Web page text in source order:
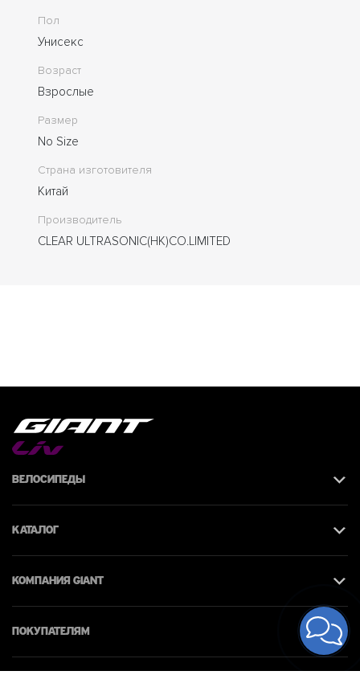
Пол
Унисекс
Возраст
Взрослые
Размер
No Size
Страна изготовителя
Китай
Производитель
CLEAR ULTRASONIC(HK)CO.LIMITED
Велосипеды
Каталог
КОМПАНИЯ giant
Покупателям